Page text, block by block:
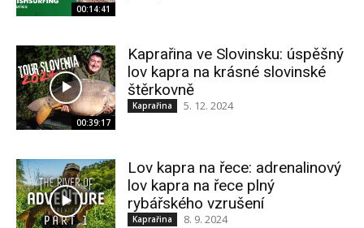
00:14:41
00:39:17
Kaprařina ve Slovinsku: úspěšný
lov kapra na krásné slovinské
štěrkovně
Kaprařina 5. 12. 2024
Lov kapra na řece: adrenalinový
lov kapra na řece plný
rybářského vzrušení
Kaprařina 8. 9. 2024